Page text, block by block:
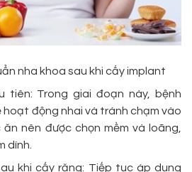
nha khoa sau khi cấy implant
tiên: Trong giai đoạn này, bệnh
hoạt động nhai và tránh chạm vào
nên được chọn mềm và loãng,
dính.
khi cấy răng: Tiếp tục áp dụng